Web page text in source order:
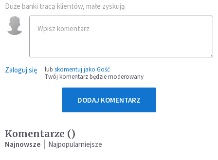
Duże banki tracą klientów, małe zyskują
Zaloguj się lub skomentuj jako Gość
Twój komentarz będzie moderowany
DODAJ KOMENTARZ
Komentarze ()
Najnowsze Najpopularniejsze